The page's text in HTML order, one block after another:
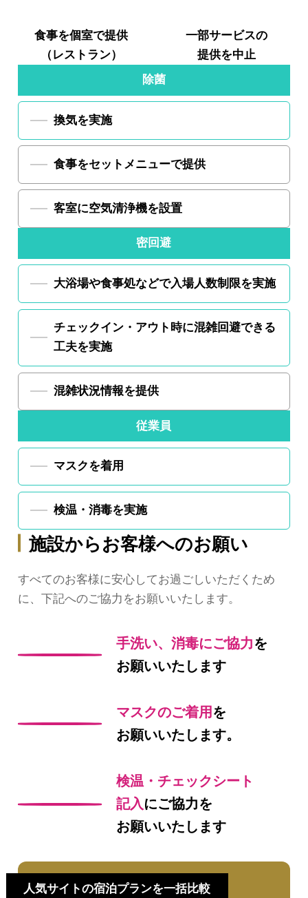
食事を個室で提供
（レストラン）
一部サービスの
提供を中止
除菌
換気を実施
食事をセットメニューで提供
客室に空気清浄機を設置
密回避
大浴場や食事処などで入場人数制限を実施
チェックイン・アウト時に混雑回避できる
工夫を実施
混雑状況情報を提供
従業員
マスクを着用
検温・消毒を実施
施設からお客様へのお願い
すべてのお客様に安心してお過ごしいただくため
に、下記へのご協力をお願いいたします。
手洗い、消毒にご協力を
お願いいたします
マスクのご着用 を
お願いいたします。
検温・チェックシート
記入 にご協力を
お願いいたします
人気サイトの宿泊プランを一括比較